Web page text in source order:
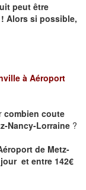
peut être
Alors si possible,
à Aéroport
combien coute
Nancy-Lorraine ?
de Metz-
et entre 142€